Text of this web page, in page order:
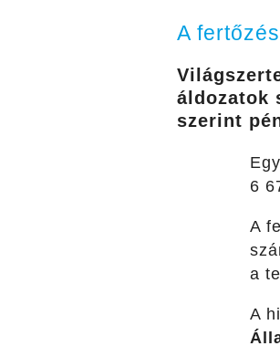
A
áldozatok
szerint
6
A
a
A